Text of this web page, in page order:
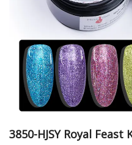
3850-HJSY Royal Feast